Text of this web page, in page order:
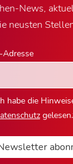
News,
neusten
Adresse
habe die